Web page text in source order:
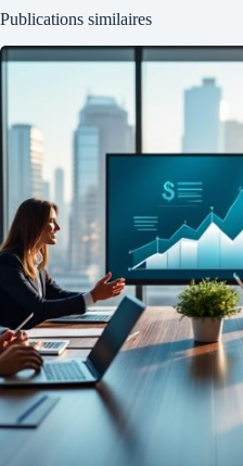
Publications similaires